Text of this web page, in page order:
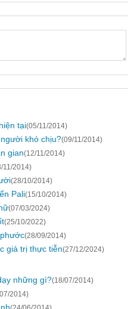
tại(05/11/2014)
khó chịu?(09/11/2014)
gian(12/11/2014)
11/2014)
(28/10/2014)
Pali(15/10/2014)
(07/03/2024)
(25/10/2022)
(28/09/2014)
giá trị thực tiễn(27/12/2024)
những gì?(18/07/2014)
2014)